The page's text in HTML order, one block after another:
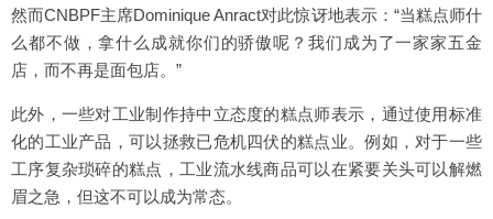
然而CNBPF主席Dominique Anract对此惊讶地表示：“当糕点师什
么都不做，拿什么成就你们的骄傲呢？我们成为了一家家五金
店，而不再是面包店。”
此外，一些对工业制作持中立态度的糕点师表示，通过使用标准
化的工业产品，可以拯救已危机四伏的糕点业。例如，对于一些
工序复杂琐碎的糕点，工业流水线商品可以在紧要关头可以解燃
眉之急，但这不可以成为常态。